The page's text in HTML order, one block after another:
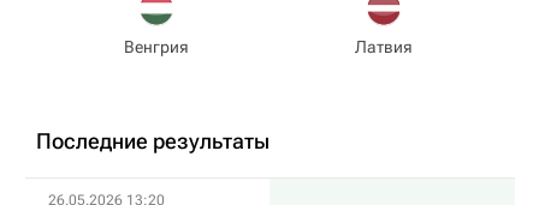
Венгрия Латвия
Последние результаты
26.05.2026 13:20